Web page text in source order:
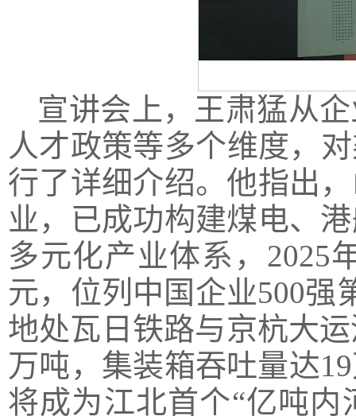
宣讲会上，王肃猛从
人才政策等多个维度，
行了详细介绍。他指出
业，已成功构建煤电、
多元化产业体系，2025
元，位列中国企业500强
地处瓦日铁路与京杭大
万吨，集装箱吞吐量达
将成为江北首个“亿吨